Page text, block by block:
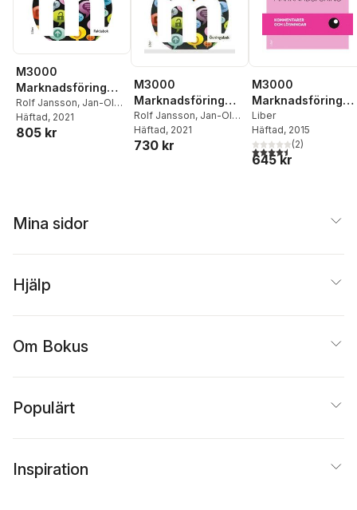
M3000
Marknadsföring
Faktabok
Rolf Jansson, Jan-Olof
Andersson,Anders
Pihlsgård
Häftad, 2021
805 kr
M3000
Marknadsföring
Övningsbok
Rolf Jansson, Jan-Olof
Andersson,Anders
Pihlsgård
Häftad, 2021
730 kr
M3000
Marknadsföring
Kommentarer och
lösningar
Liber
Häftad, 2015
4,5utav 5 stjärnor.
(2)
645 kr
Mina sidor
Hjälp
Om Bokus
Populärt
Inspiration